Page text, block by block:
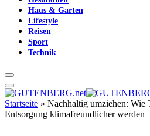
Haus & Garten
Lifestyle
Reisen
Sport
Technik
Startseite » Nachhaltig umziehen: Wie
Entsorgung klimafreundlicher werden